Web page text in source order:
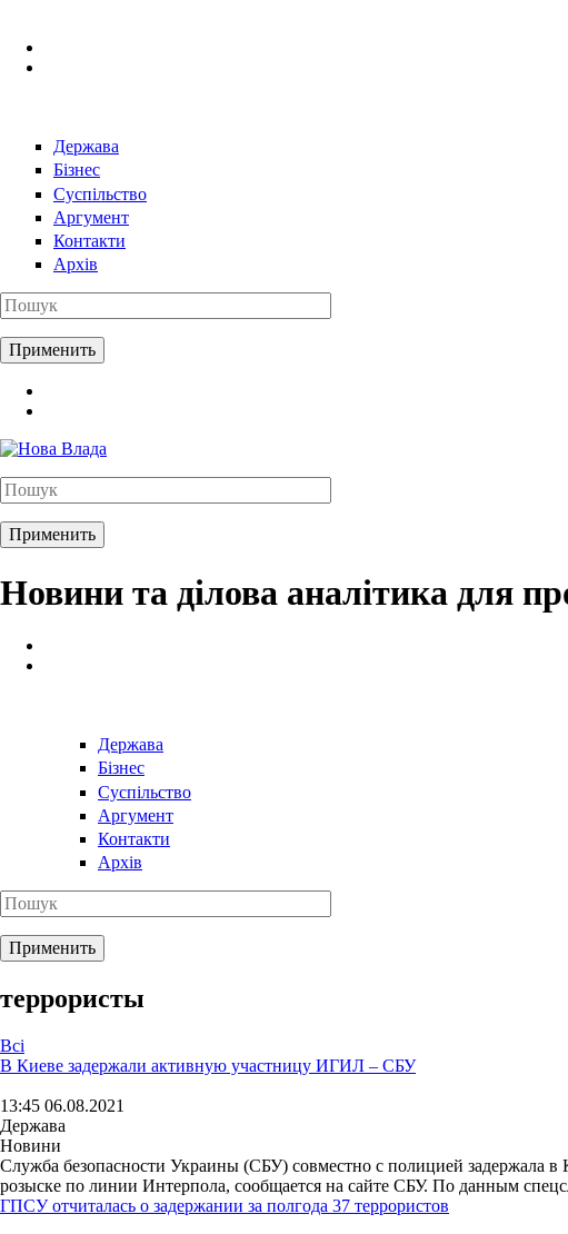
Держава
Бізнес
Суспільство
Аргумент
Контакти
Архів
Новини та ділова аналітика для
Держава
Бізнес
Суспільство
Аргумент
Контакти
Архів
террористы
Всі
В Киеве задержали активную участницу ИГИЛ – СБУ
13:45 06.08.2021
Держава
Новини
Служба безопасности Украины (СБУ) совместно с полицией задержала в
розыске по линии Интерпола, сообщается на сайте СБУ. По данным
ГПСУ отчиталась о задержании за полгода 37 террористов